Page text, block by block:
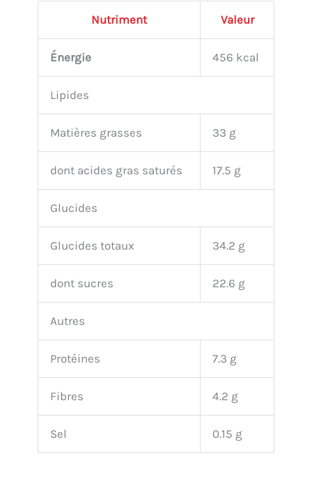
Nutriment Valeur
Énergie 456 kcal
Lipides
Matières grasses 33 g
dont acides gras saturés 17.5 g
Glucides
Glucides totaux 34.2 g
dont sucres 22.6 g
Autres
Protéines 7.3 g
Fibres 4.2 g
Sel 0.15 g